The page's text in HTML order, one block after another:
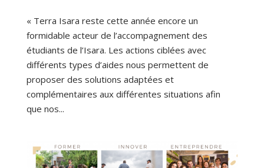
« Terra Isara reste cette année encore un
formidable acteur de l’accompagnement des
étudiants de l’Isara. Les actions ciblées avec
différents types d’aides nous permettent de
proposer des solutions adaptées et
complémentaires aux différentes situations afin
que nos...